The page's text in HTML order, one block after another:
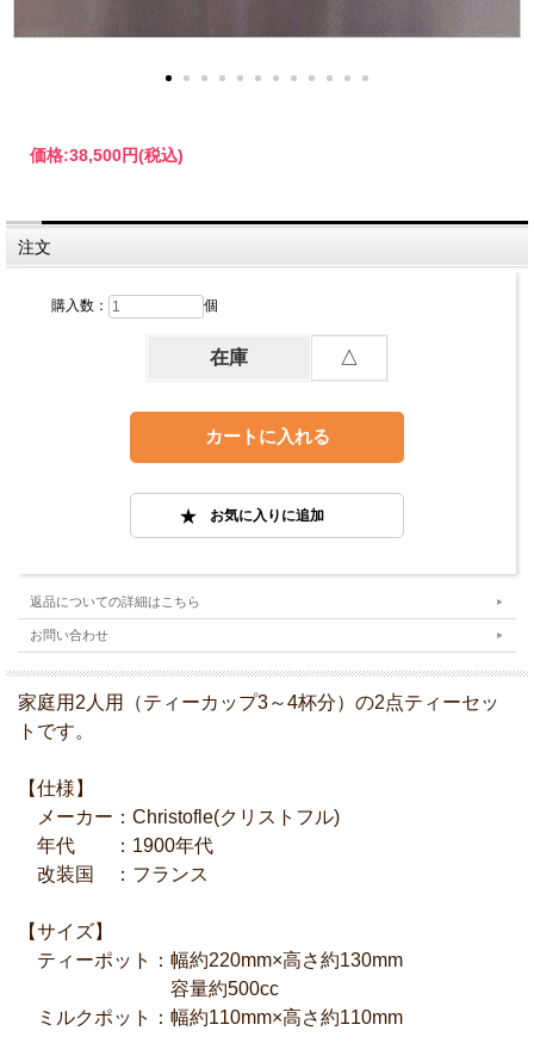
価格:38,500円(税込)
注文
購入数： 個
在庫 △
返品についての詳細はこちら
お問い合わせ
家庭用2人用（ティーカップ3～4杯分）の2点ティーセッ
トです。
【仕様】
メーカー：Christofle(クリストフル)
年代 ：1900年代
改装国 ：フランス
【サイズ】
ティーポット：幅約220mm×高さ約130mm
容量約500cc
ミルクポット：幅約110mm×高さ約110mm